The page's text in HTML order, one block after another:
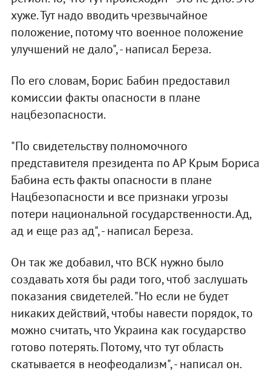
хуже. Тут надо вводить чрезвычайное
положение, потому что военное положение
улучшений не дало", - написал Береза.
По его словам, Борис Бабин предоставил
комиссии факты опасности в плане
нацбезопасности.
"По свидетельству полномочного
представителя президента по АР Крым Бориса
Бабина есть факты опасности в плане
Нацбезопасности и все признаки угрозы
потери национальной государственности. Ад,
ад и еще раз ад", - написал Береза.
Он так же добавил, что ВСК нужно было
создавать хотя бы ради того, чтоб заслушать
показания свидетелей. "Но если не будет
никаких действий, чтобы навести порядок, то
можно считать, что Украина как государство
готово потерять. Потому, что тут область
скатывается в неофеодализм", - написал он.